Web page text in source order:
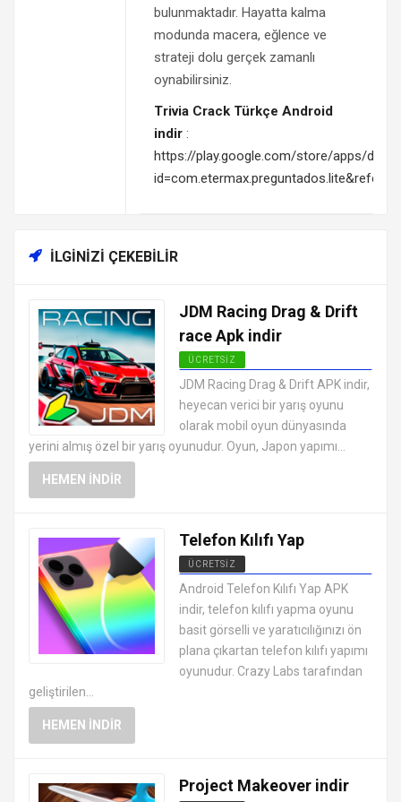
bulunmaktadır. Hayatta kalma
modunda macera, eğlence ve
strateji dolu gerçek zamanlı
oynabilirsiniz.
Trivia Crack Türkçe Android
indir:
https://play.google.com/store/apps/
İLGINIZI ÇEKEBILIR
JDM Racing Drag & Drift
race Apk indir
ÜCRETSIZ
EN İYI ANDROID APK OYUNLARI
ÜCRETSIZ
JDM Racing Drag & Drift APK indir,
heyecan verici bir yarış oyunu
olarak mobil oyun dünyasında
yerini almış özel bir yarış oyunudur. Oyun, Japon yapımı...
HEMEN İNDIR
Telefon Kılıfı Yap
ÜCRETSIZ
EN İYI ANDROID APK OYUNLARI
ÜCRETSIZ
Android Telefon Kılıfı Yap APK
indir, telefon kılıfı yapma oyunu
basit görselli ve yaratıcılığınızı ön
plana çıkartan telefon kılıfı yapımı
oyunudur. Crazy Labs tarafından
geliştirilen...
HEMEN İNDIR
Project Makeover indir